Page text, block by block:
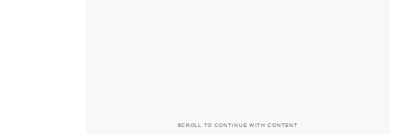
SCROLL TO CONTINUE WITH CONTENT